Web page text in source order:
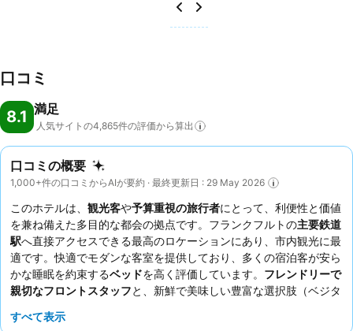
口コミ
8.1 満足
人気サイトの4,865件の評価から算出
口コミの概要
1,000+件の口コミからAIが要約 · 最終更新日 : 29 May 2026
このホテルは、 観光客や予算重視の旅行者にとって、利便性と価値
を兼ね備えた多目的な都会の拠点です。フランクフルトの主要鉄道
駅へ直接アクセスできる最高のロケーションにあり、市内観光に最
適です。快適でモダンな客室を提供しており、多くの宿泊客が安ら
かな睡眠を約束するベッドを高く評価しています。 フレンドリーで
親切なフロントスタッフと、新鮮で美味しい豊富な選択肢（ベジタ
から常に賞賛されています。より静かな滞在を希望する場合は、通
すべて表示